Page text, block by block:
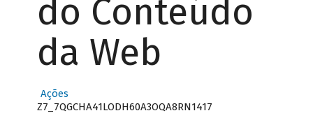
do Conteúdo
da Web
Ações
Z7_7QGCHA41LODH60A3OQA8RN1417